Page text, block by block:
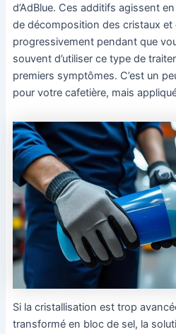
d’AdBlue. Ces additifs agissent
de décomposition des cristaux et
progressivement pendant que
souvent d’utiliser ce type de
premiers symptômes. C’est un
pour votre cafetière, mais
Si la cristallisation est trop
transformé en bloc de sel, la